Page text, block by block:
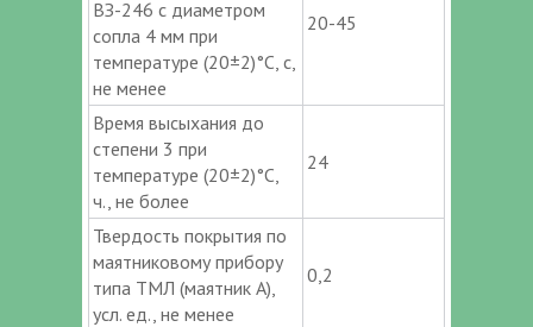
ВЗ-246 с диаметром
сопла 4 мм при
температуре (20±2)°С, с,
не менее
20-45
Время высыхания до
степени 3 при
температуре (20±2)°С,
ч., не более
24
Твердость покрытия по
маятниковому прибору
типа ТМЛ (маятник А),
усл. ед., не менее
0,2